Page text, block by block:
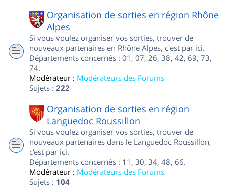
Organisation de sorties en région Rhône
Alpes
Si vous voulez organiser vos sorties, trouver de
nouveaux partenaires en Rhône Alpes, c'est par ici.
Départements concernés : 01, 07, 26, 38, 42, 69, 73,
74.
Modérateur : Modérateurs des Forums
Sujets : 222
Organisation de sorties en région
Languedoc Roussillon
Si vous voulez organiser vos sorties, trouver de
nouveaux partenaires dans le Languedoc Roussillon,
c'est par ici.
Départements concernés : 11, 30, 34, 48, 66.
Modérateur : Modérateurs des Forums
Sujets : 104